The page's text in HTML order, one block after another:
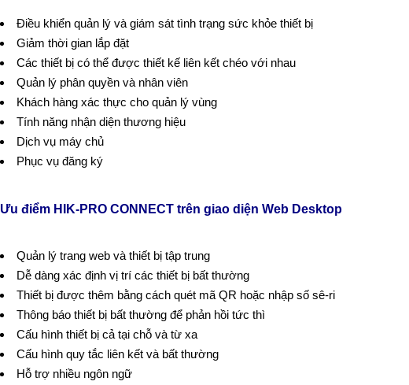
Điều khiển quản lý và giám sát tình trạng sức khỏe thiết bị
Giảm thời gian lắp đặt
Các thiết bị có thể được thiết kế liên kết chéo với nhau
Quản lý phân quyền và nhân viên
Khách hàng xác thực cho quản lý vùng
Tính năng nhận diện thương hiệu
Dịch vụ máy chủ
Phục vụ đăng ký
Ưu điểm HIK-PRO CONNECT trên giao diện Web Desktop
Quản lý trang web và thiết bị tập trung
Dễ dàng xác định vị trí các thiết bị bất thường
Thiết bị được thêm bằng cách quét mã QR hoặc nhập số sê-ri
Thông báo thiết bị bất thường để phản hồi tức thì
Cấu hình thiết bị cả tại chỗ và từ xa
Cấu hình quy tắc liên kết và bất thường
Hỗ trợ nhiều ngôn ngữ